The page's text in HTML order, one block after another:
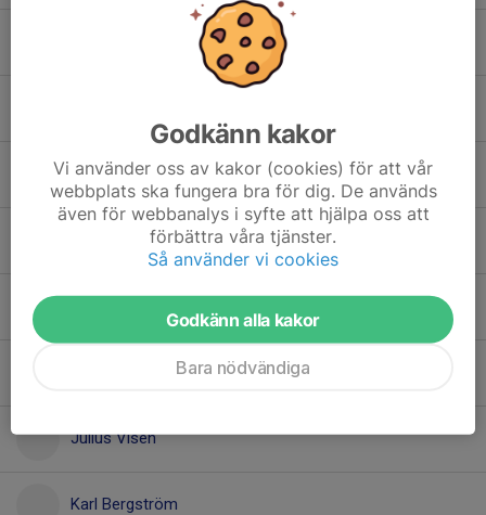
Frans Olsson
Hampus Karlsson
Julius Visén
Karl Bergström
Godkänn kakor
Vi använder oss av kakor (cookies) för att vår
webbplats ska fungera bra för dig. De används
även för webbanalys i syfte att hjälpa oss att
förbättra våra tjänster.
Så använder vi cookies
Godkänn alla kakor
Bara nödvändiga